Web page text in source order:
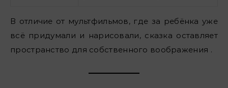
В отличие от мультфильмов, где за ребёнка уже
всё придумали и нарисовали, сказка оставляет
пространство для собственного воображения .